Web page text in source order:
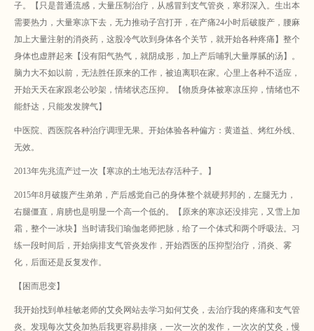
子。【只是普通流感，大量压制治疗，从感冒到支气管炎，寒邪深入。生出本
需要热力，大量寒凉下去，无力推动子宫打开，在产痛24小时后破腹产，腰麻
加上大量注射的消炎药，这股冷气吹到身体各个关节，就开始各种疼痛】整个
身体也虚胖起来【没有阳气热气，就阴成形，加上产后哺乳大量厚腻的汤】。
脑力大不如以前，无法胜任原来的工作，被迫离职在家。心里上各种不适应，
开始天天在家跟老公吵架，情绪状态压抑。【物质身体被寒凉压抑，情绪也不
能舒达，只能发发脾气】
中医院、西医院各种治疗调理无果。开始体验各种偏方：黄道益、烤红外线、
无效。
2013年先兆流产过一次【寒凉的土地无法存活种子。】
2015年8月破腹产生弟弟，产后感觉自己的身体整个就硬邦邦的，左腿无力，
右腿僵直，肩膀也是明显一个高一个低的。【原来的寒凉还没排完，又雪上加
霜，整个一冰块】当时请我们瑜伽老师把脉，给了一个体式和两个呼吸法。习
练一段时间后，开始病排支气管炎发作，开始西医的压抑型治疗，消炎、雾
化，后面还是反复发作。
【困而思变】
我开始找到单桂敏老师的艾灸网站去学习如何艾灸，去治疗我的疼痛和支气管
炎。发现每次艾灸加热后我更容易排痰，一次一次的发作，一次次的艾灸，慢